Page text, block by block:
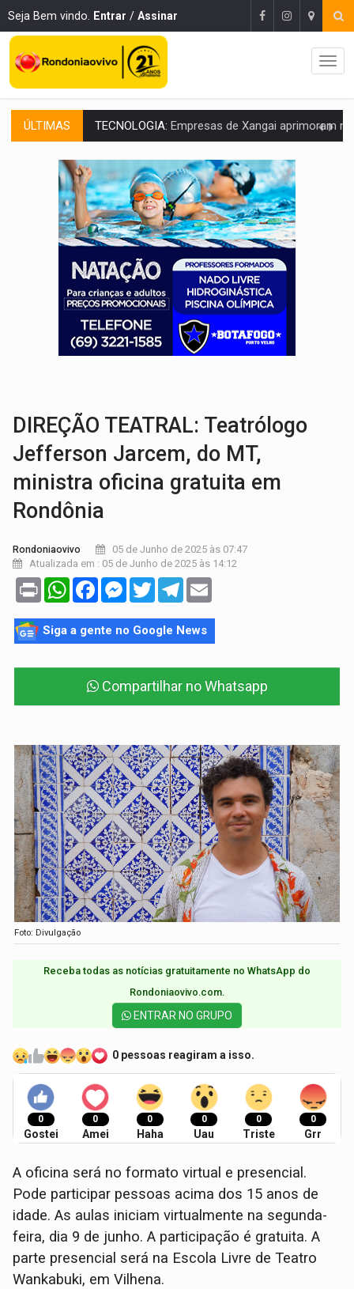
Seja Bem vindo. Entrar / Assinar
ÚLTIMAS PROTEGE A TERRA:China descobre como explodir asteroide com bomba
VÍDEO:Motociclista morre após bater na traseira de
PARECE UM NUGGET:Essa receita com frango virou o meu
EMPREENDEDORISMO:7 negócios que podem começar com pouco dinheiro e
GIGANTE DA AMÉRICA:Brasil reúne dimensão continental e posição
INDEPENDÊNCIA: 10 dicas importantes para quem quer
VARCENA:Cientistas descobrem nova espécie de rã em florestas
BARGANHA:Vai comprar celular usado? Veja como consultar o
DIREÇÃO TEATRAL: Teatrólogo
Jefferson Jarcem, do MT,
ministra oficina gratuita em
Rondônia
Rondoniaovivo
05 de Junho de 2025 às 07:47
Atualizada em : 05 de Junho de 2025 às 14:12
Print WhatsAppFacebookMessenger
TwitterTelegram
Siga a gente no Google News
Compartilhar no Whatsapp
Foto: Divulgação
Receba todas as notícias gratuitamente no WhatsApp do
Rondoniaovivo.com.​
ENTRAR NO GRUPO
0 pessoas reagiram a isso.
0
Gostei
0
Amei
0
Haha
0
Uau
0
Triste
0
Grr
A oficina será no formato virtual e presencial.
Pode participar pessoas acima dos 15 anos de
idade. As aulas iniciam virtualmente na segunda-
feira, dia 9 de junho. A participação é gratuita. A
parte presencial será na Escola Livre de Teatro
Wankabuki, em Vilhena.